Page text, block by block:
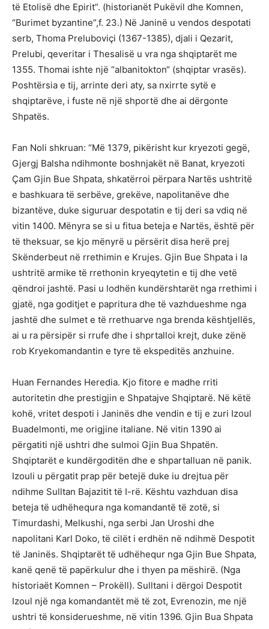
të Etolisë dhe Epirit”. (historianët Pukëvil dhe Komnen,
“Burimet byzantine”,f. 23.) Në Janinë u vendos despotati
serb, Thoma Preluboviçi (1367-1385), djali i Qezarit,
Prelubi, qeveritar i Thesalisë u vra nga shqiptarët me
1355. Thomai ishte një “albanitokton“ (shqiptar vrasës).
Poshtërsia e tij, arrinte deri aty, sa nxirrte sytë e
shqiptarëve, i fuste në një shportë dhe ai dërgonte
Shpatës.
Fan Noli shkruan: “Më 1379, pikërisht kur kryezoti gegë,
Gjergj Balsha ndihmonte boshnjakët në Banat, kryezoti
Çam Gjin Bue Shpata, shkatërroi përpara Nartës ushtritë
e bashkuara të serbëve, grekëve, napolitanëve dhe
bizantëve, duke siguruar despotatin e tij deri sa vdiq në
vitin 1400. Mënyra se si u fitua beteja e Nartës, është për
të theksuar, se kjo mënyrë u përsërit disa herë prej
Skënderbeut në rrethimin e Krujes. Gjin Bue Shpata i la
ushtritë armike të rrethonin kryeqytetin e tij dhe vetë
qëndroi jashtë. Pasi u lodhën kundërshtarët nga rrethimi i
gjatë, nga goditjet e papritura dhe të vazhdueshme nga
jashtë dhe sulmet e të rrethuarve nga brenda kështjellës,
ai u ra përsipër si rrufe dhe i shprtalloi krejt, duke zënë
rob Kryekomandantin e tyre të ekspeditës anzhuine.
Huan Fernandes Heredia. Kjo fitore e madhe rriti
autoritetin dhe prestigjin e Shpatajve Shqiptarë. Në këtë
kohë, vritet despoti i Janinës dhe vendin e tij e zuri Izoul
Buadelmonti, me origjine italiane. Në vitin 1390 ai
përgatiti një ushtri dhe sulmoi Gjin Bua Shpatën.
Shqiptarët e kundërgoditën dhe e shpartalluan në panik.
Izouli u përgatit prap për betejë duke iu drejtua për
ndihme Sulltan Bajazitit të I-rë. Kështu vazhduan disa
beteja të udhëhequra nga komandantë të zotë, si
Timurdashi, Melkushi, nga serbi Jan Uroshi dhe
napolitani Karl Doko, të cilët i erdhën në ndihmë Despotit
të Janinës. Shqiptarët të udhëhequr nga Gjin Bue Shpata,
kanë qenë të papërkulur dhe i thyen pa mëshirë. (Nga
historiaët Komnen – Prokëll). Sulltani i dërgoi Despotit
Izoul një nga komandantët më të zot, Evrenozin, me një
ushtri të konsiderueshme, në vitin 1396. Gjin Bua Shpata